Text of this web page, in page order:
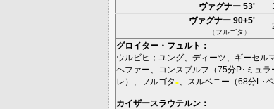
ヴァグナー 53'
ヴァグナー 90+5'
（フルゴタ）
グロイター・フュルト ：
ウルビヒ ； ユング ディーツ ギーセル
ヘファー
コンスブルフ （75分P･ミュラ
レ ）、 フルゴタ ■ スルベニー （68分L･
カイザースラウテルン ：